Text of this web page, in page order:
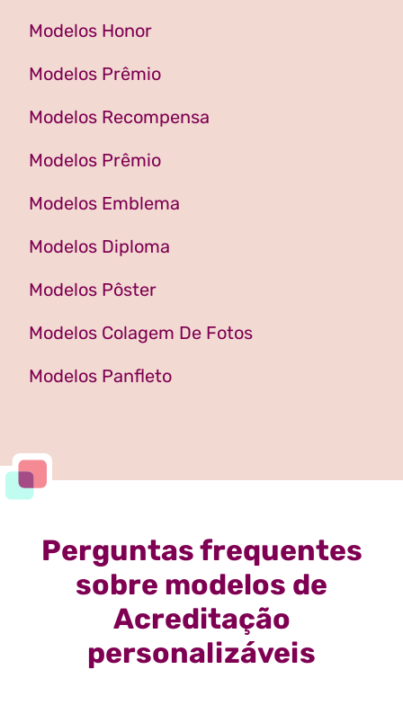
Modelos Honor
Modelos Prêmio
Modelos Recompensa
Modelos Prêmio
Modelos Emblema
Modelos Diploma
Modelos Pôster
Modelos Colagem De Fotos
Modelos Panfleto
Perguntas frequentes
sobre modelos de
Acreditação
personalizáveis